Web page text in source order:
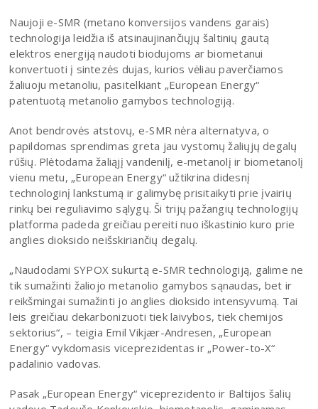
Naujoji e-SMR (metano konversijos vandens garais)
technologija leidžia iš atsinaujinančiųjų šaltinių gautą
elektros energiją naudoti biodujoms ar biometanui
konvertuoti į sintezės dujas, kurios vėliau paverčiamos
žaliuoju metanoliu, pasitelkiant „European Energy“
patentuotą metanolio gamybos technologiją.
Anot bendrovės atstovų, e-SMR nėra alternatyva, o
papildomas sprendimas greta jau vystomų žaliųjų degalų
rūšių. Plėtodama žaliąjį vandenilį, e-metanolį ir biometanolį
vienu metu, „European Energy“ užtikrina didesnį
technologinį lankstumą ir galimybę prisitaikyti prie įvairių
rinkų bei reguliavimo sąlygų. Ši trijų pažangių technologijų
platforma padeda greičiau pereiti nuo iškastinio kuro prie
anglies dioksido neišskiriančių degalų.
„Naudodami SYPOX sukurtą e-SMR technologiją, galime ne
tik sumažinti žaliojo metanolio gamybos sąnaudas, bet ir
reikšmingai sumažinti jo anglies dioksido intensyvumą. Tai
leis greičiau dekarbonizuoti tiek laivybos, tiek chemijos
sektorius“, – teigia Emil Vikjær-Andresen, „European
Energy“ vykdomasis viceprezidentas ir „Power-to-X“
padalinio vadovas.
Pasak „European Energy“ viceprezidento ir Baltijos šalių